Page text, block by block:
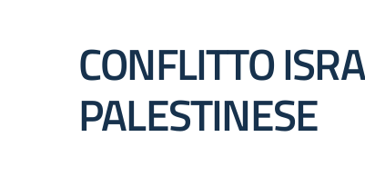
CONFLITTO
PALESTINESE